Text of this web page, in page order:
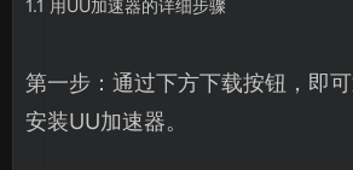
1.1 用UU加速器的详细步骤
第一步：通过下方下载按钮，即
安装UU加速器。